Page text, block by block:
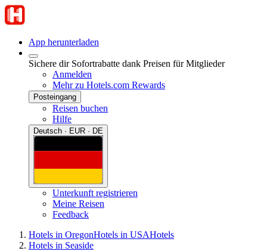
App herunterladen
Sichere dir Sofortrabatte dank Preisen für Mitglieder
Anmelden
Mehr zu Hotels.com Rewards
Posteingang
Reisen buchen
Hilfe
Deutsch · EUR · DE
Unterkunft registrieren
Meine Reisen
Feedback
Hotels in OregonHotels in USAHotels
Hotels in Seaside